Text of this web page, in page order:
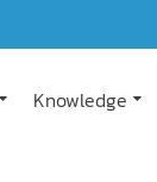
Knowledge